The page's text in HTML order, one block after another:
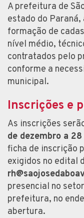
A prefeitura de
estado do
formação de
nível médio,
contratados pelo
conforme a
municipal.
Inscrições e
As inscrições
de dezembro a
ficha de inscrição
exigidos no edital
presencial no
prefeitura, no
abertura.